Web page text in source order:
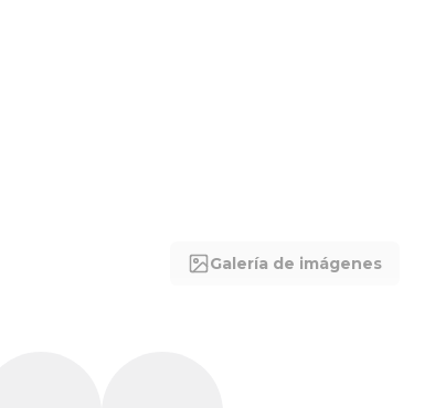
Galería de imágenes